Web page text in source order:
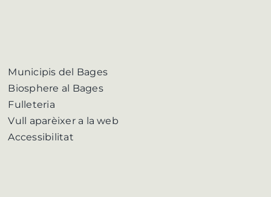
Municipis del Bages
Biosphere al Bages
Fulleteria
Vull aparèixer a la web
Accessibilitat